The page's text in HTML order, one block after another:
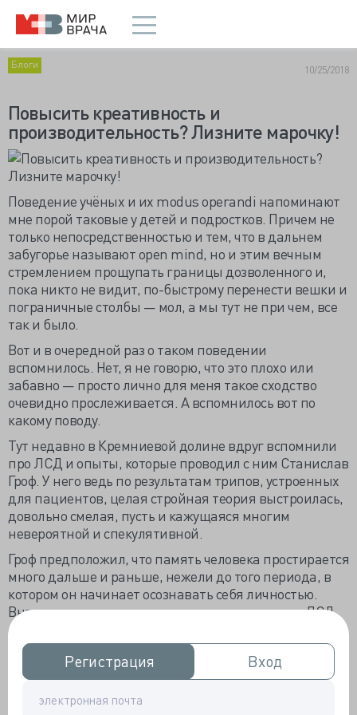
Регистрация
Регистрация Вход
Вход
Блоги 10/25/2018
Повысить креативность и
производительность? Лизните марочку!
Поведение учёных и их modus operandi напоминают
мне порой таковые у детей и подростков. Причем не
только непосредственностью и тем, что в дальнем
забугорье называют open mind, но и этим вечным
стремлением прощупать границы дозволенного и,
пока никто не видит, по-быстрому перенести вешки и
пограничные столбы — мол, а мы тут не при чем, все
так и было.
Вот и в очередной раз о таком поведении
вспомнилось. Нет, я не говорю, что это плохо или
забавно — просто лично для меня такое сходство
очевидно прослеживается. А вспомнилось вот по
какому поводу.
Тут недавно в Кремниевой долине вдруг вспомнили
про ЛСД и опыты, которые проводил с ним Станислав
Гроф. У него ведь по результатам трипов, устроенных
для пациентов, целая стройная теория выстроилась,
довольно смелая, пусть и кажущаяся многим
невероятной и спекулятивной.
Гроф предположил, что память человека простирается
много дальше и раньше, нежели до того периода, в
котором он начинает осознавать себя личностью.
Вначале, записывая переживания тех, кто под ЛСД
«вспомнил» себя плавающим в утробе матери,
рождающимся на свет и т.п., он (там, где это было
возможно) собрал анамнез и у родителей пациента. И
нашёл много совпадений между тем, что переживал
пациент, и тем, что рассказывала мать. Потом он